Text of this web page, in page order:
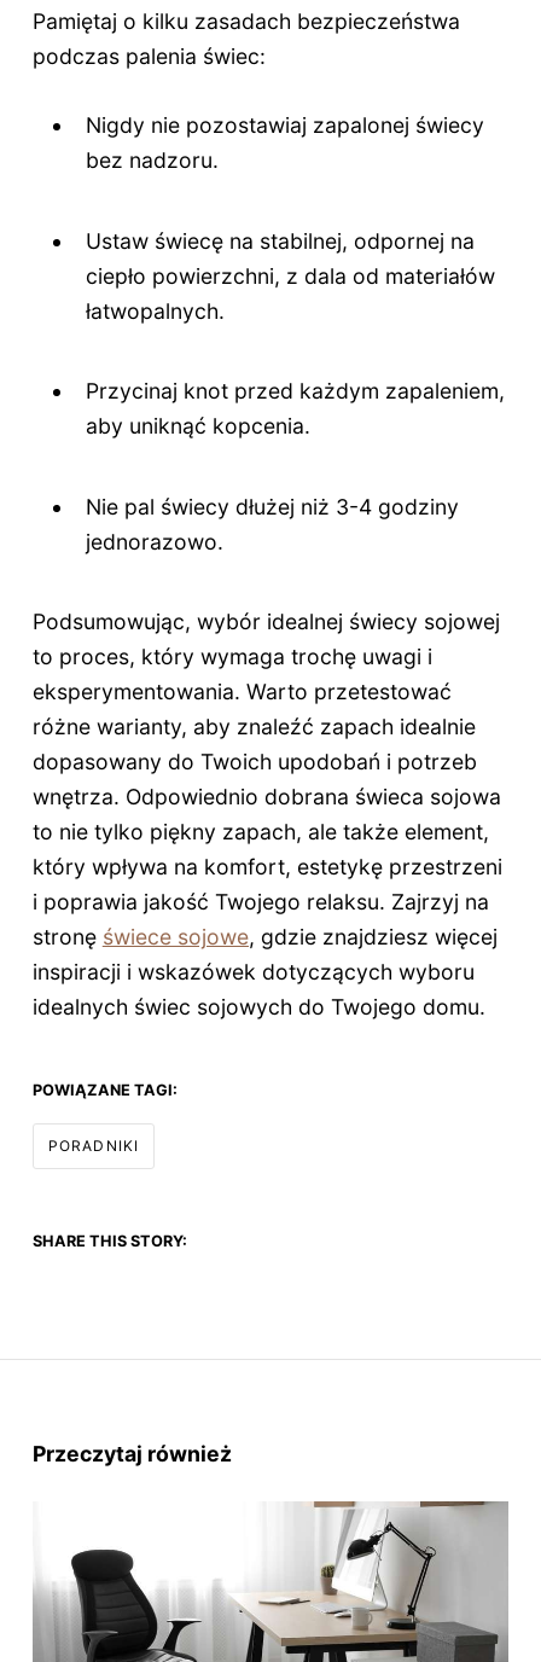
Pamiętaj o kilku zasadach bezpieczeństwa
podczas palenia świec:
Nigdy nie pozostawiaj zapalonej świecy
bez nadzoru.
Ustaw świecę na stabilnej, odpornej na
ciepło powierzchni, z dala od materiałów
łatwopalnych.
Przycinaj knot przed każdym zapaleniem,
aby uniknąć kopcenia.
Nie pal świecy dłużej niż 3-4 godziny
jednorazowo.
Podsumowując, wybór idealnej świecy sojowej
to proces, który wymaga trochę uwagi i
eksperymentowania. Warto przetestować
różne warianty, aby znaleźć zapach idealnie
dopasowany do Twoich upodobań i potrzeb
wnętrza. Odpowiednio dobrana świeca sojowa
to nie tylko piękny zapach, ale także element,
który wpływa na komfort, estetykę przestrzeni
i poprawia jakość Twojego relaksu. Zajrzyj na
stronę świece sojowe, gdzie znajdziesz więcej
inspiracji i wskazówek dotyczących wyboru
idealnych świec sojowych do Twojego domu.
POWIĄZANE TAGI:
PORADNIKI
SHARE THIS STORY:
Przeczytaj również